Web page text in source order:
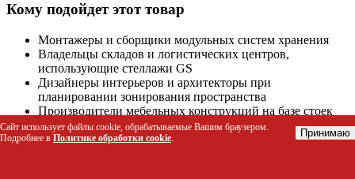
Кому подойдет этот товар
Монтажеры и сборщики модульных систем хранения
Владельцы складов и логистических центров,
использующие стеллажи GS
Дизайнеры интерьеров и архитекторы при
планировании зонирования пространства
Производители мебельных конструкций на базе стоек
GS
Сайт использует файлы cookie, обрабатываемые Вашим браузером.
Подробнее в Политике обработки cookie. Принимаю